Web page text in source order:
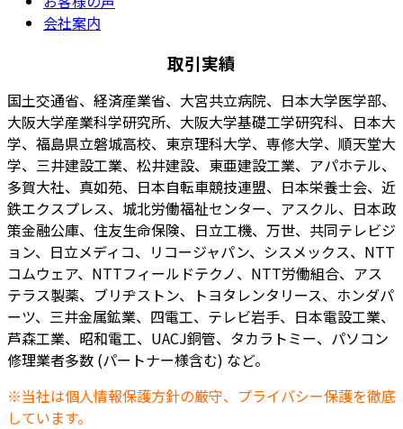
会社案内
取引実績
国土交通省、経済産業省、大宮共立病院、日本大学医学部、
大阪大学産業科学研究所、大阪大学基礎工学研究科、日本大
学、福島県立磐城高校、東京理科大学、専修大学、順天堂大
学、三井建設工業、松井建設、東亜建設工業、アパホテル、
多賀大社、真如苑、日本自転車競技連盟、日本栄養士会、近
鉄エクスプレス、城北労働福祉センター、アスクル、日本政
策金融公庫、住友生命保険、日立工機、万世、共同テレビジ
ョン、日立メディコ、リコージャパン、シスメックス、NTT
コムウェア、NTTフィールドテクノ、NTT労働組合、アス
テラス製薬、ブリヂストン、トヨタレンタリース、ホンダパ
ーツ、三井金属鉱業、四電工、テレビ岩手、日本電設工業、
芦森工業、昭和電工、UACJ銅管、タカラトミー、パソコン
修理業者多数 (パートナー様含む) など。
※当社は個人情報保護方針の厳守、プライバシー保護を徹底
しています。